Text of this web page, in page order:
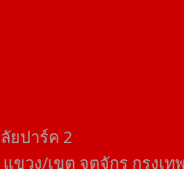
ยปาร์ค​ 2
ขวง/เขต​ จตุจักร​ กรุงเท